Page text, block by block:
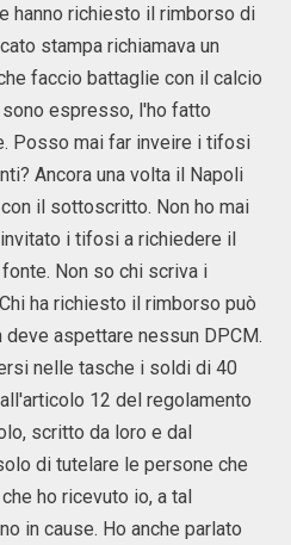
hanno richiesto il rimborso di
stampa richiamava un
faccio battaglie con il calcio
espresso, l'ho fatto
Posso mai far inveire i tifosi
Ancora una volta il Napoli
il sottoscritto. Non ho mai
i tifosi a richiedere il
Non so chi scriva i
ha richiesto il rimborso può
aspettare nessun DPCM.
nelle tasche i soldi di 40
12 del regolamento
scritto da loro e dal
di tutelare le persone che
ho ricevuto io, a tal
in cause. Ho anche parlato